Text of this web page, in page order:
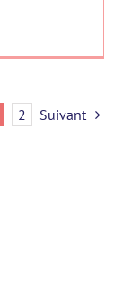
2 Suivant